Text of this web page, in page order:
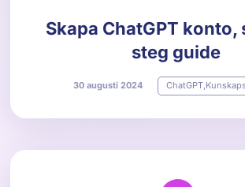
Skapa ChatGPT konto,
steg guide
30 augusti 2024 ChatGPT,